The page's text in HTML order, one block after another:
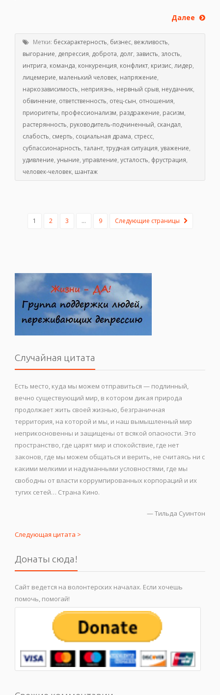
Далее
Метки: бесхарактерность, бизнес, вежливость,
выгорание, депрессия, доброта, долг, зависть, злость,
интрига, команда, конкуренция, конфликт, кризис, лидер,
лицемерие, маленький человек, напряжение,
наркозависимость, неприязнь, нервный срыв, неудачник,
обвинение, ответственность, отец-сын, отношения,
приоритеты, профессионализм, раздражение, расизм,
растерянность, руководитель-подчиненный, скандал,
слабость, смерть, социальная драма, стресс,
субпассионарность,талант,трудная ситуация, уважение,
удивление, уныние, управление, усталость, фрустрация,
человек-человек, шантаж
1 2 3 … 9 Следующие страницы
Случайная цитата
Есть место, куда мы можем отправиться — подлинный,
вечно существующий мир, в котором дикая природа
продолжает жить своей жизнью, безграничная
территория, на которой и мы, и наш вымышленный мир
неприкосновенны и защищены от всякой опасности. Это
пространство, где царят мир и спокойствие, где нет
законов, где мы можем общаться и верить, не считаясь ни с
какими мелкими и надуманными условностями, где мы
свободны от власти коррумпированных корпораций и их
тугих сетей… Страна Кино.
—Тильда Суинтон
Следующая цитата >
Донаты сюда!
Сайт ведется на волонтерских началах. Если хочешь
помочь, помогай!